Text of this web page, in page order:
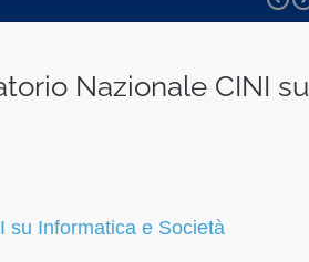
Nazionale CINI su
su Informatica e Società